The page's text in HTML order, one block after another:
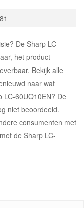
De Sharp LC-
het product
Bekijk alle
naar wat
LC-60UQ10EN? De
niet beoordeeld.
consumenten met
de Sharp LC-